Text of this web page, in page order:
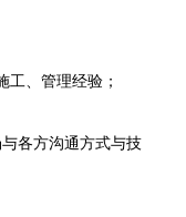
、管理经验；
各方沟通方式与技